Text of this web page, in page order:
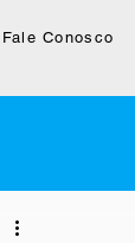
Fale Conosco